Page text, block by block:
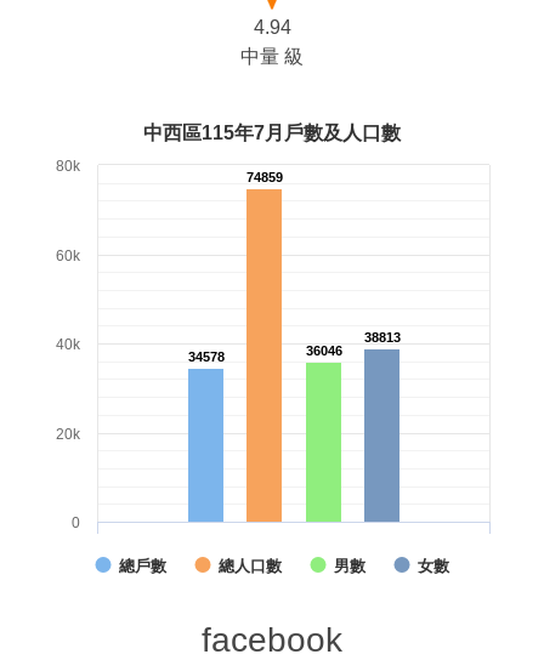
4.94
中量 級
中西區115年7月戶數及人口數
34578
34578
74859
74859
36046
36046
38813
38813
總戶數 總人口數 男數 女數
0
20k
40k
60k
80k
facebook